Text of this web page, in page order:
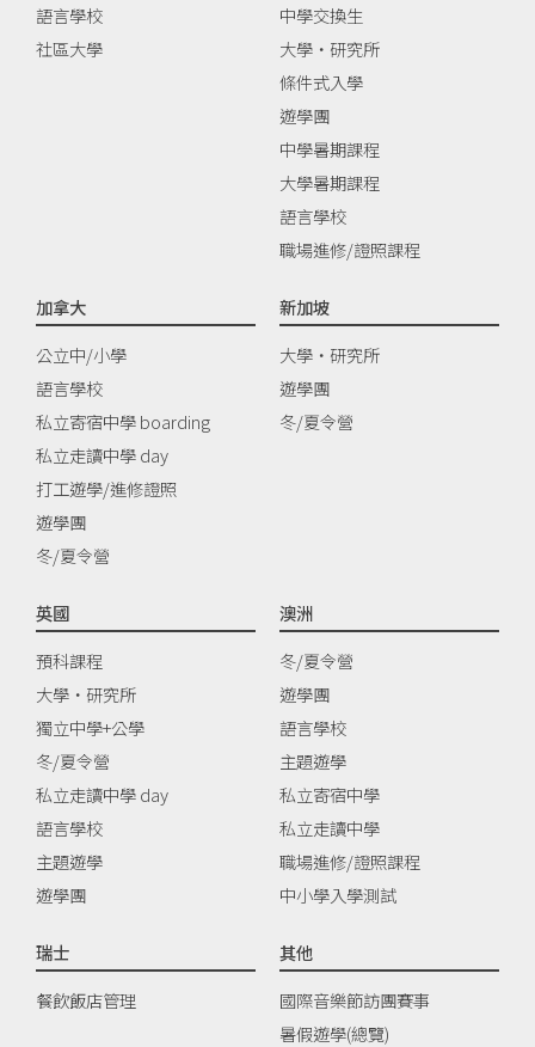
語言學校
社區大學
中學交換生
大學‧研究所
條件式入學
遊學團
中學暑期課程
大學暑期課程
語言學校
職場進修/證照課程
加拿大
公立中/小學
語言學校
私立寄宿中學 boarding
私立走讀中學 day
打工遊學/進修證照
遊學團
冬/夏令營
新加坡
大學‧研究所
遊學團
冬/夏令營
英國
預科課程
大學‧研究所
獨立中學+公學
冬/夏令營
私立走讀中學 day
語言學校
主題遊學
遊學團
澳洲
冬/夏令營
遊學團
語言學校
主題遊學
私立寄宿中學
私立走讀中學
職場進修/證照課程
中小學入學測試
瑞士
餐飲飯店管理
其他
國際音樂節訪團賽事
暑假遊學(總覽)